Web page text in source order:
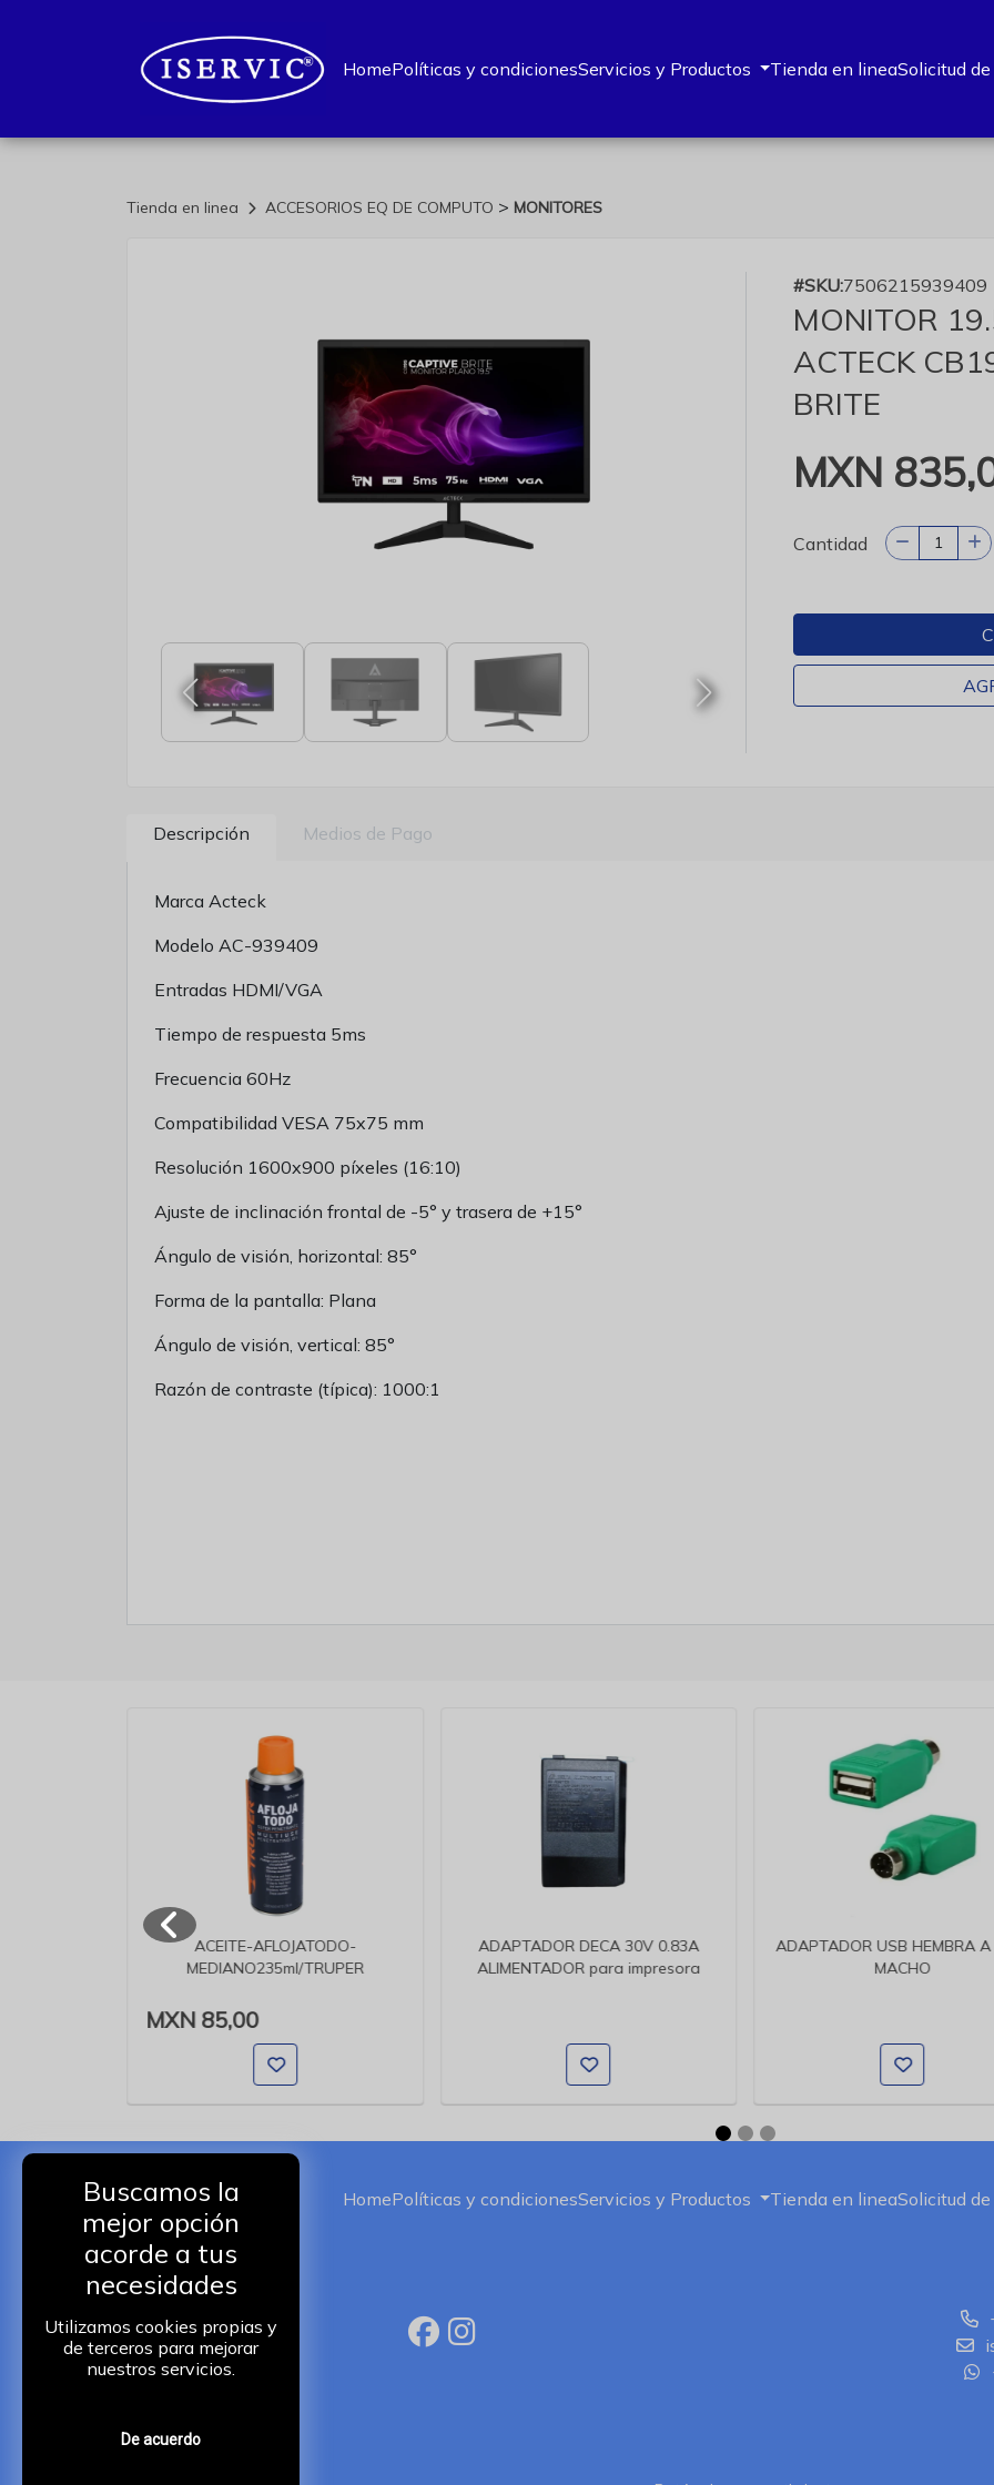
Buscamos la
mejor opción
acorde a tus
necesidades
Utilizamos cookies propias y
de terceros para mejorar
nuestros servicios.
De acuerdo
HomePolíticas y condicionesServicios y Productos Tienda en lineaSolicitud
Tienda en linea ACCESORIOS EQ DE COMPUTO > MONITORES
#SKU:7506215939409
MONITOR
ACTECK
BRITE
MXN
Cantidad
Descripción Medios de Pago
Marca Acteck
Modelo AC-939409
Entradas HDMI/VGA
Tiempo de respuesta 5ms
Frecuencia 60Hz
Compatibilidad VESA 75x75 mm
Resolución 1600x900 píxeles (16:10)
Ajuste de inclinación frontal de -5° y trasera de +15°
Ángulo de visión, horizontal: 85°
Forma de la pantalla: Plana
Ángulo de visión, vertical: 85°
Razón de contraste (típica): 1000:1
ACEITE-AFLOJATODO-
MEDIANO235ml/TRUPER
MXN 85,00
ADAPTADOR DECA 30V 0.83A
ALIMENTADOR para impresora
ADAPTADOR USB HEMBRA
MACHO
HomePolíticas y condicionesServicios y Productos Tienda en lineaSolicitud